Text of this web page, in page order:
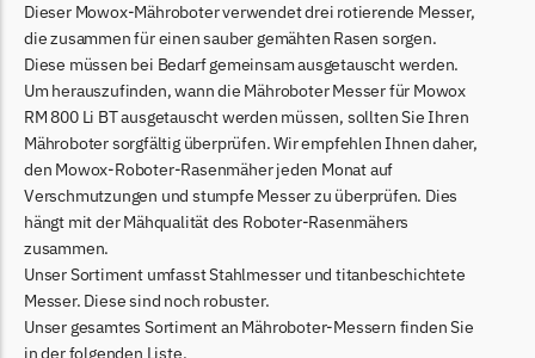
Belrobotics Messer
Begrenzungsdraht
Black & Decker
Black & Decker Messer
Begrenzungsdraht
Bosch Indego
Bosch Indego Messer
Begrenzungsdraht
Central Park
Dieser Mowox-Mähroboter verwendet drei rotierende Messer,
die zusammen für einen sauber gemähten Rasen sorgen.
Diese müssen bei Bedarf gemeinsam ausgetauscht werden.
Um herauszufinden, wann die Mähroboter Messer für Mowox
RM 800 Li BT ausgetauscht werden müssen, sollten Sie Ihren
Mähroboter sorgfältig überprüfen. Wir empfehlen Ihnen daher,
den Mowox-Roboter-Rasenmäher jeden Monat auf
Verschmutzungen und stumpfe Messer zu überprüfen. Dies
hängt mit der Mähqualität des Roboter-Rasenmähers
zusammen.
Unser Sortiment umfasst Stahlmesser und titanbeschichtete
Messer. Diese sind noch robuster.
Unser gesamtes Sortiment an Mähroboter-Messern finden Sie
in der folgenden Liste.